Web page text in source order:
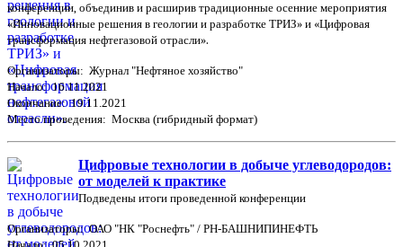
конференции, объединив и расширив традиционные осенние мероприятия
«Инновационные решения в геологии и разработке ТРИЗ» и «Цифровая
трансформация нефтегазовой отрасли».
Организаторы: Журнал "Нефтяное хозяйство"
Начало: 16.11.2021
Окончание: 19.11.2021
Место проведения: Москва (гибридный формат)
Цифровые технологии в добыче углеводородов:
от моделей к практике
Подведены итоги проведенной конференции
Организаторы: ОАО "НК "Роснефть" / РН-БАШНИПИНЕФТЬ